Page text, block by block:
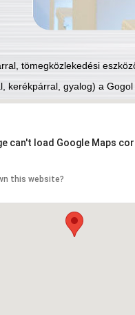
tömegközlekedési
kerékpárral, gyalog) a Gogol
can't load Google Maps
this website?